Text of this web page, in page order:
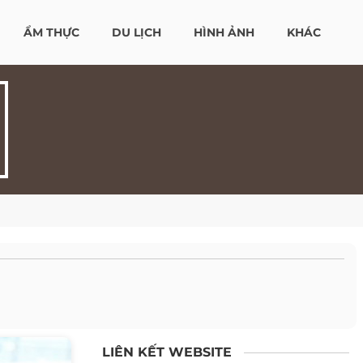
ẨM THỰC DU LỊCH HÌNH ẢNH KHÁC
LIÊN KẾT WEBSITE